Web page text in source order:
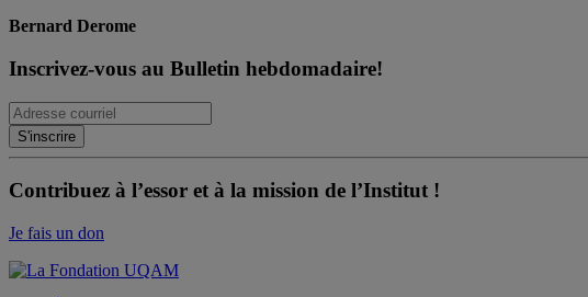
Bernard Derome
Inscrivez-vous au Bulletin hebdomadaire!
Contribuez à l’essor et à la mission de l’Institut !
Je fais un don